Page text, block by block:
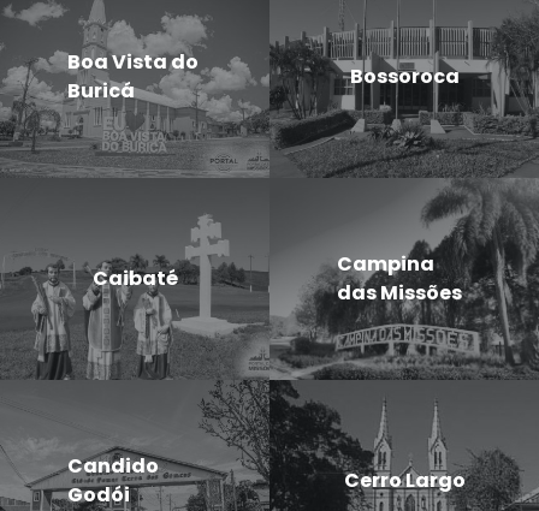
Boa Vista do
Buricá
Bossoroca
Caibaté
Campina
das Missões
Candido
Godói
Cerro Largo